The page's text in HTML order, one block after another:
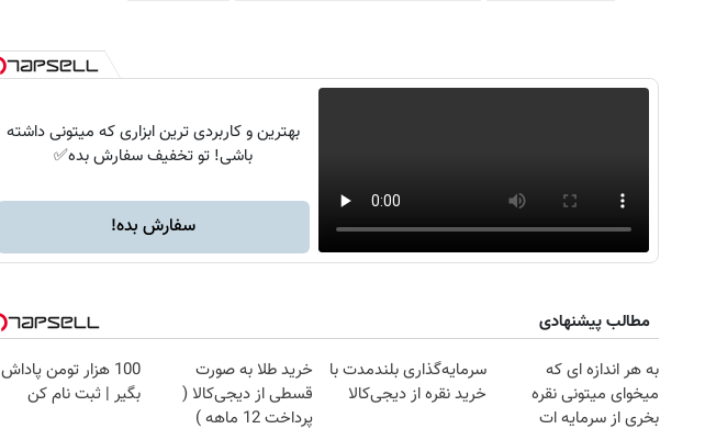
بهترین و کاربردی ترین ابزاری که میتونی داشته
باشی! تو تخفیف سفارش بده✅
سفارش بده!
مطالب پیشنهادی
به هر اندازه ای که
میخوای میتونی نقره
بخری از سرمایه ات
سرمایه‌گذاری بلندمدت با
خرید نقره از دیجی‌کالا
خرید طلا به صورت
قسطی از دیجی‌کالا (
پرداخت 12 ماهه )
100 هزار تومن پاداش
بگیر | ثبت نام کن